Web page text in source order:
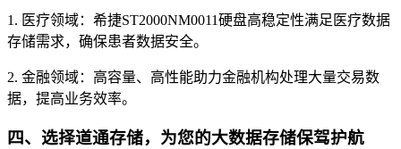
1. 医疗领域：希捷ST2000NM0011硬盘高稳定性满足医疗数据
存储需求，确保患者数据安全。
2. 金融领域：高容量、高性能助力金融机构处理大量交易数
据，提高业务效率。
四、选择道通存储，为您的大数据存储保驾护航